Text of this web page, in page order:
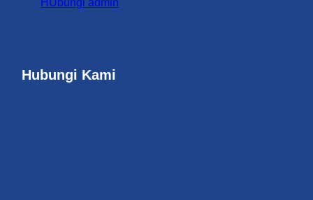
Hubungi Kami